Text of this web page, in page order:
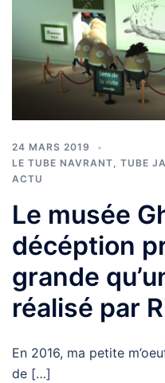
24 MARS 2019
LE TUBE NAVRANT, TUBE
ACTU
Le musée
décéption
grande
réalisé par
En 2016, ma petite
de […]